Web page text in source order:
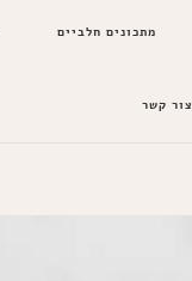
מתכונים חלביים
צור קשר